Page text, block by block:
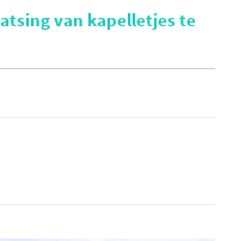
van kapelletjes te